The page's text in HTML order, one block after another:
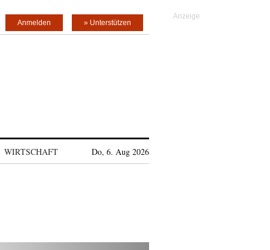
» Unterstützen
Anmelden
WIRTSCHAFT Do, 6. Aug 2026